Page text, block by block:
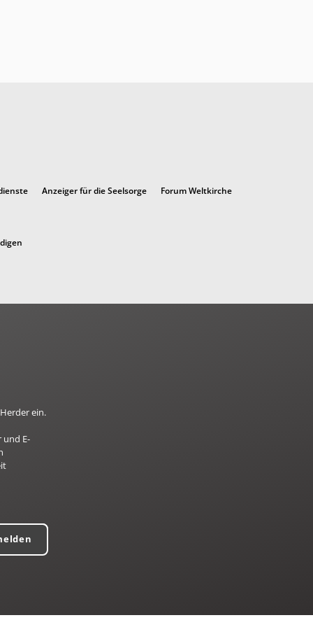
Anzeiger für die Seelsorge Forum Weltkirche
ein.
E-